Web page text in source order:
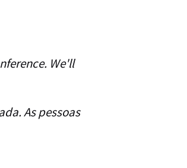
We'll
As pessoas